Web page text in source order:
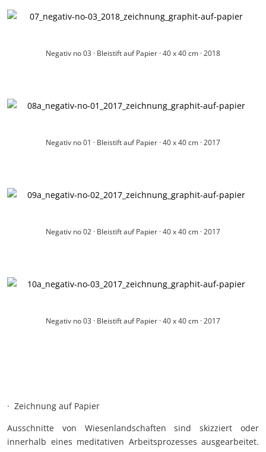
Negativ no 03 · Bleistift auf Papier · 40 x 40 cm · 2018
Negativ no 01 · Bleistift auf Papier · 40 x 40 cm · 2017
Negativ no 02 · Bleistift auf Papier · 40 x 40 cm · 2017
Negativ no 03 · Bleistift auf Papier · 40 x 40 cm · 2017
· Zeichnung auf Papier
Ausschnitte von Wiesenlandschaften sind skizziert oder
innerhalb eines meditativen Arbeitsprozesses ausgearbeitet.